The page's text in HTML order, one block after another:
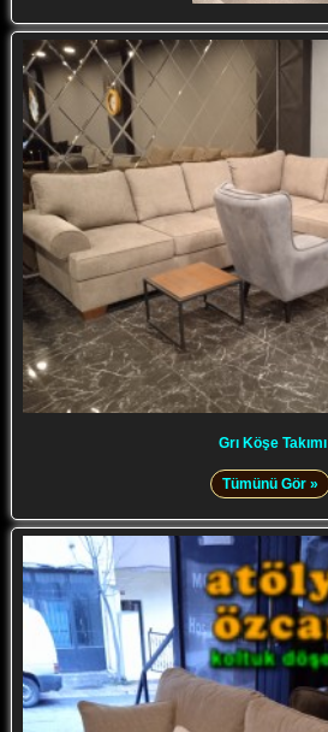
Grı Köşe Takımı
Tümünü Gör »